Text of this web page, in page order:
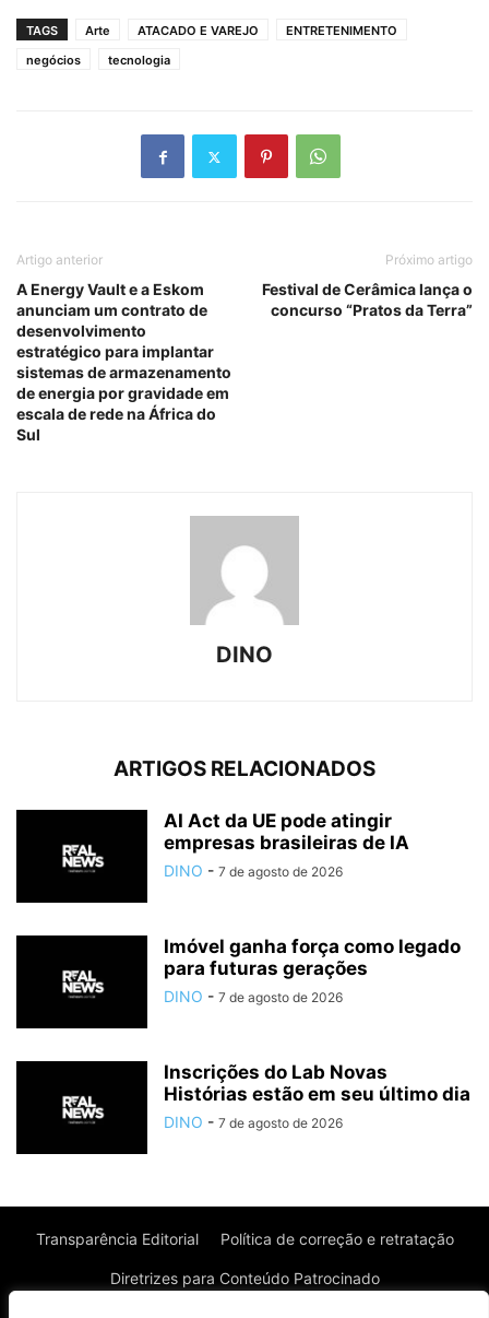
TAGS Arte ATACADO E VAREJO
ENTRETENIMENTO
negócios
tecnologia
Artigo anterior
A Energy Vault e a Eskom
anunciam um contrato de
desenvolvimento
estratégico para implantar
sistemas de armazenamento
de energia por gravidade em
escala de rede na África do
Sul
Próximo artigo
Festival de Cerâmica lança o
concurso “Pratos da Terra”
DINO
ARTIGOS RELACIONADOS
AI Act da UE pode atingir
empresas brasileiras de IA
DINO - 7 de agosto de 2026
Imóvel ganha força como legado
para futuras gerações
DINO - 7 de agosto de 2026
Inscrições do Lab Novas
Histórias estão em seu último dia
DINO - 7 de agosto de 2026
Transparência Editorial Política de correção e retratação
Diretrizes para Conteúdo Patrocinado